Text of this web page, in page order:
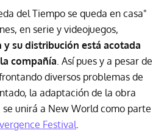
del Tiempo se queda en casa"
en serie y videojuegos,
y su distribución está acotada
compañía . Así pues y a pesar de
diversos problemas de
la adaptación de la obra
se unirá a New World como parte
Festival